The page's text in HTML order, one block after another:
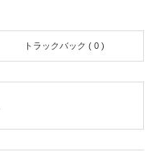
トラックバック ( 0 )